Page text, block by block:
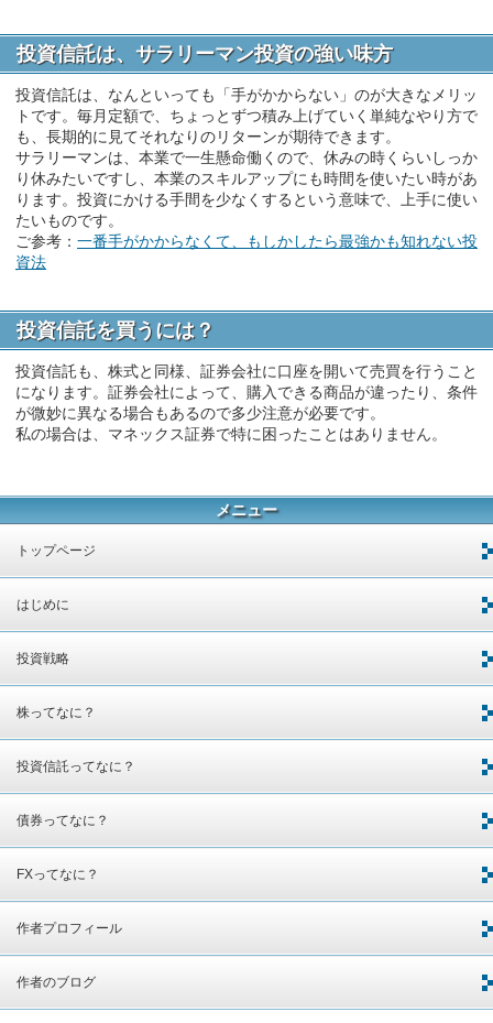
投資信託は、サラリーマン投資の強い味方
投資信託は、なんといっても「手がかからない」のが大きなメリッ
トです。毎月定額で、ちょっとずつ積み上げていく単純なやり方で
も、長期的に見てそれなりのリターンが期待できます。
サラリーマンは、本業で一生懸命働くので、休みの時くらいしっか
り休みたいですし、本業のスキルアップにも時間を使いたい時があ
ります。投資にかける手間を少なくするという意味で、上手に使い
たいものです。
ご参考： 一番手がかからなくて、もしかしたら最強かも知れない投
資法
投資信託を買うには？
投資信託も、株式と同様、証券会社に口座を開いて売買を行うこと
になります。証券会社によって、購入できる商品が違ったり、条件
が微妙に異なる場合もあるので多少注意が必要です。
私の場合は、マネックス証券で特に困ったことはありません。
メニュー
トップページ
はじめに
投資戦略
株ってなに？
投資信託ってなに？
債券ってなに？
FXってなに？
作者プロフィール
作者のブログ